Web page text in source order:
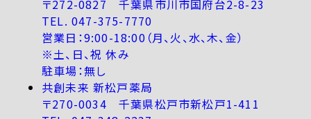
〒272-0827 千葉県市川市国府台2-8-23
TEL. 047-375-7770
営業日：9:00-18:00（月、火、水、木、金）
※土、日、祝 休み
駐車場：無し
共創未来 新松戸薬局
〒270-0034 千葉県松戸市新松戸1-411